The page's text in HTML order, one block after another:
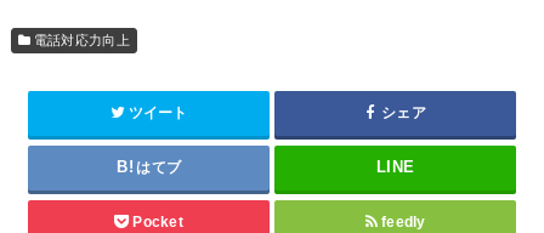
電話対応力向上
ツイート シェア
はてブ
Pocket feedly